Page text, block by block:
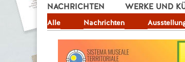
NACHRICHTEN
Alle Nachrichten
WERKE UND
JOB